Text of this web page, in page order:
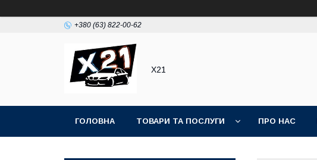
+380 (63) 822-00-62
Х21
ГОЛОВНА ТОВАРИ ТА ПОСЛУГИ ПРО НАС